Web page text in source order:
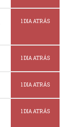
1 DIA ATRÁS
1 DIA ATRÁS
1 DIA ATRÁS
1 DIA ATRÁS